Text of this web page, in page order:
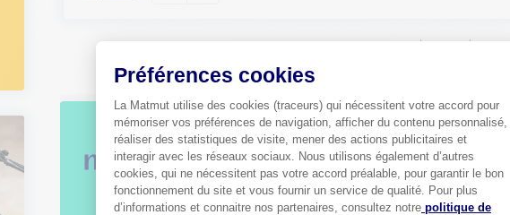
Plus de4 millions de sociétaires
confiance.
Pourquoi pas vous ?
Préférences cookies
La Matmut utilise des cookies (traceurs) qui nécessitent votre accord pour
mémoriser vos préférences de navigation, afficher du contenu personnalisé,
réaliser des statistiques de visite, mener des actions publicitaires et
interagir avec les réseaux sociaux. Nous utilisons également d’autres
cookies, qui ne nécessitent pas votre accord préalable, pour garantir le bon
fonctionnement du site et vous fournir un service de qualité. Pour plus
d’informations et connaitre nos partenaires, consultez notre politique de
Axeptio consent